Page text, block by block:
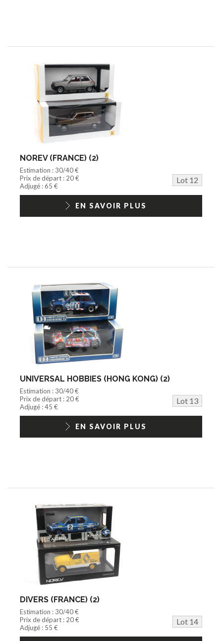
NOREV (FRANCE) (2)
Estimation : 30/40 €
Prix de départ : 20 €
Lot 12
Adjugé : 65 €
EN SAVOIR PLUS
UNIVERSAL HOBBIES (HONG KONG) (2)
Estimation : 30/40 €
Prix de départ : 20 €
Lot 13
Adjugé : 45 €
EN SAVOIR PLUS
DIVERS (FRANCE) (2)
Estimation : 30/40 €
Prix de départ : 20 €
Lot 14
Adjugé : 55 €